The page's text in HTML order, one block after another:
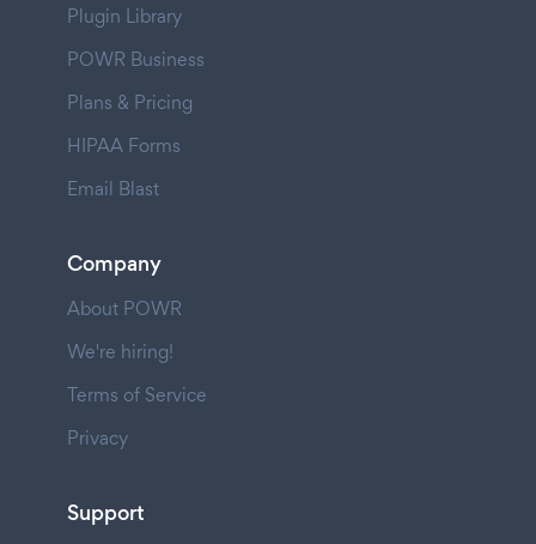
Plugin Library
POWR Business
Plans & Pricing
HIPAA Forms
Email Blast
Company
About POWR
We're hiring!
Terms of Service
Privacy
Support